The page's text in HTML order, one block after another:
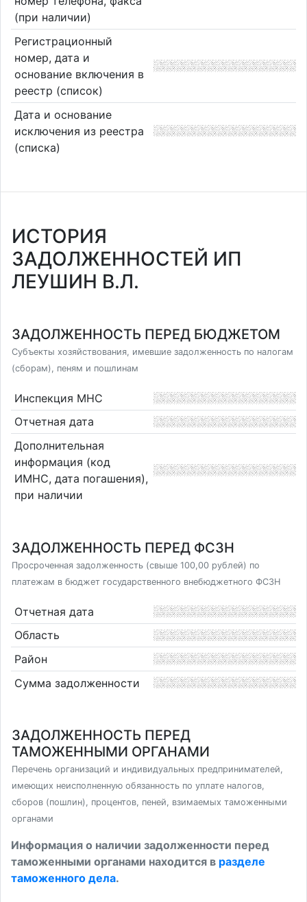
(при наличии)
Регистрационный
номер, дата и
основание включения в
реестр (список)
Дата и основание
исключения из реестра
(списка)
ИСТОРИЯ
ЗАДОЛЖЕННОСТЕЙ ИП
ЛЕУШИН В.Л.
ЗАДОЛЖЕННОСТЬ ПЕРЕД БЮДЖЕТОМ
Субъекты хозяйствования, имевшие задолженность по налогам
(сборам), пеням и пошлинам
Инспекция МНС
Отчетная дата
Дополнительная
информация (код
ИМНС, дата погашения),
при наличии
ЗАДОЛЖЕННОСТЬ ПЕРЕД ФСЗН
Просроченная задолженность (свыше 100,00 рублей) по
платежам в бюджет государственного внебюджетного ФСЗН
Отчетная дата
Область
Район
Сумма задолженности
ЗАДОЛЖЕННОСТЬ ПЕРЕД
ТАМОЖЕННЫМИ ОРГАНАМИ
Перечень организаций и индивидуальных предпринимателей,
имеющих неисполненную обязанность по уплате налогов,
сборов (пошлин), процентов, пеней, взимаемых таможенными
органами
Информация о наличии задолженности перед
таможенными органами находится в разделе
таможенного дела.